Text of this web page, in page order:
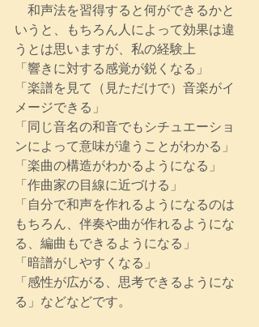
和声法を習得すると何ができるかと
いうと、もちろん人によって効果は違
うとは思いますが、私の経験上
「響きに対する感覚が鋭くなる」
「楽譜を見て（見ただけで）音楽がイ
メージできる」
「同じ音名の和音でもシチュエーショ
ンによって意味が違うことがわかる」
「楽曲の構造がわかるようになる」
「作曲家の目線に近づける」
「自分で和声を作れるようになるのは
もちろん、伴奏や曲が作れるようにな
る、編曲もできるようになる」
「暗譜がしやすくなる」
「感性が広がる、思考できるようにな
る」などなどです。